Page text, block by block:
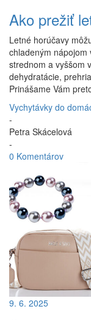
Ako prežiť
Letné horúčavy
chladeným nápojom
strednom a vyššom
dehydratácie,
Prinášame Vám
Vychytávky do
-
Petra Skácelová
-
0 Komentárov
9. 6. 2025